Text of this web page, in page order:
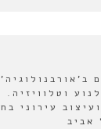
וטלוויזיה.
עירוני
אביב